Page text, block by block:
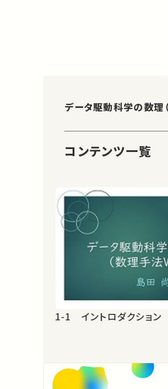
データ駆動科学の数理
コンテンツ一覧
1-1 イントロダクション